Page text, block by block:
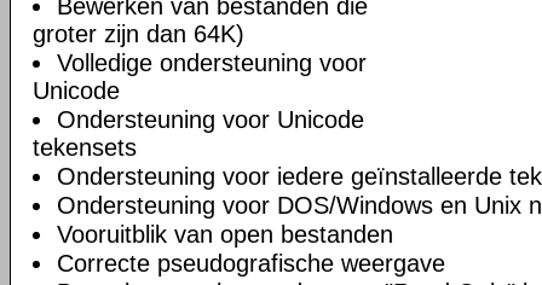
Bewerken van bestanden die
groter zijn dan 64K)
Volledige ondersteuning voor
Unicode
Ondersteuning voor Unicode
tekensets
Ondersteuning voor iedere geïnstalleerde
Ondersteuning voor DOS/Windows en Unix
Vooruitblik van open bestanden
Correcte pseudografische weergave